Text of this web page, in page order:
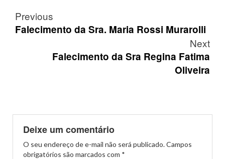
Post
navigation
Previous
Falecimento da Sra. Maria Rossi Murarolli
Next
Falecimento da Sra Regina Fatima
Oliveira
Deixe um comentário
O seu endereço de e-mail não será publicado.Campos
obrigatórios são marcados com *